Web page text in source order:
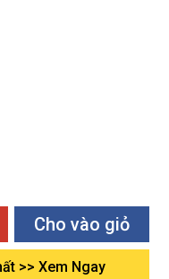
Cho vào giỏ
>> Xem Ngay